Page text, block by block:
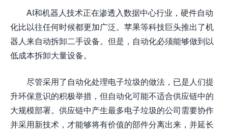
AI和机器人技术正在渗透入数据中心行业，硬件自动
化比以往任何时候都更加广泛。苹果等科技巨头推出了机
器人来自动拆卸二手设备。但是，自动化必须能够做到以
低成本拆卸大量设备。
尽管采用了自动化处理电子垃圾的做法，已是人们提
升环保意识的积极举措，但自动化可能不适合供应链中的
大规模部署。供应链中产生最多电子垃圾的公司需要协作
并采用新技术，才能够将有价值的部件分离出来，并延长